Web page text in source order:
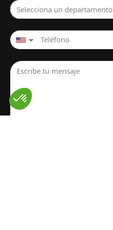
Selecciona un departamento
▼
Escribe tu mensaje